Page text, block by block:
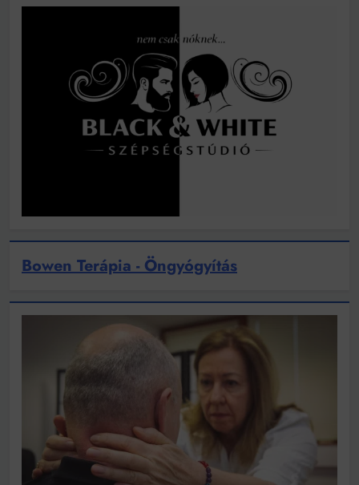
Bowen Terápia - Öngyógyítás